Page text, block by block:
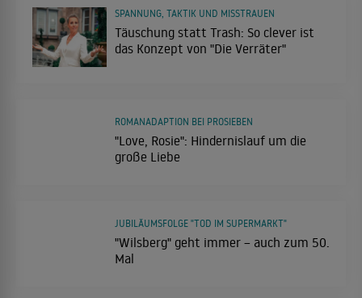
Täuschung statt Trash: So clever ist
das Konzept von "Die Verräter"
SPANNUNG, TAKTIK UND MISSTRAUEN
"Love, Rosie": Hindernislauf um die
große Liebe
ROMANADAPTION BEI PROSIEBEN
"Wilsberg" geht immer – auch zum 50.
Mal
JUBILÄUMSFOLGE "TOD IM SUPERMARKT"